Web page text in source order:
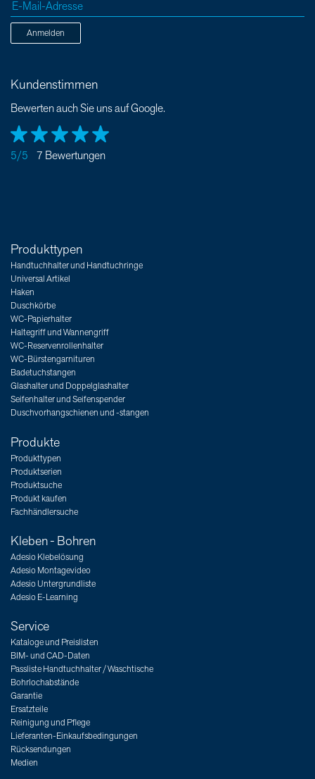
Anmelden
Kundenstimmen
Bewerten auch Sie uns auf Google.
5/5 7 Bewertungen
Produkttypen
Handtuchhalter und Handtuchringe
Universal Artikel
Haken
Duschkörbe
WC-Papierhalter
Haltegriff und Wannengriff
WC-Reservenrollenhalter
WC-Bürstengarnituren
Badetuchstangen
Glashalter und Doppelglashalter
Seifenhalter und Seifenspender
Duschvorhangschienen und -stangen
Produkte
Produkttypen
Produktserien
Produktsuche
Produkt kaufen
Fachhändlersuche
Kleben - Bohren
Adesio Klebelösung
Adesio Montagevideo
Adesio Untergrundliste
Adesio E-Learning
Service
Kataloge und Preislisten
BIM- und CAD-Daten
Passliste Handtuchhalter / Waschtische
Bohrlochabstände
Garantie
Ersatzteile
Reinigung und Pflege
Lieferanten-Einkaufsbedingungen
Rücksendungen
Medien